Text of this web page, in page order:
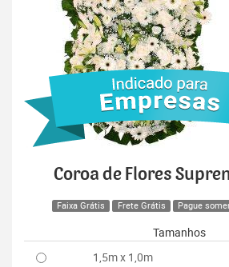
Coroa de Flores
Faixa Grátis Frete Grátis Pague
Tamanhos
1,5m x 1,0m